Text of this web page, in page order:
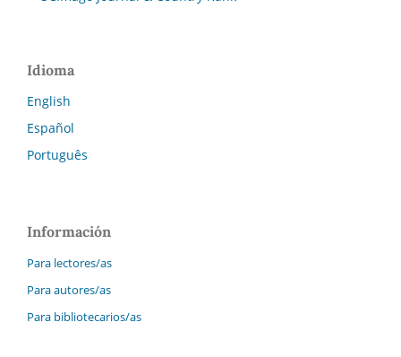
Idioma
English
Español
Português
Información
Para lectores/as
Para autores/as
Para bibliotecarios/as